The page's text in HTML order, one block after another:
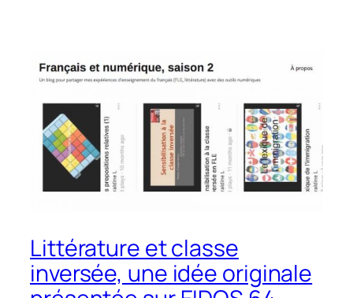
Littérature et classe
inversée, une idée originale